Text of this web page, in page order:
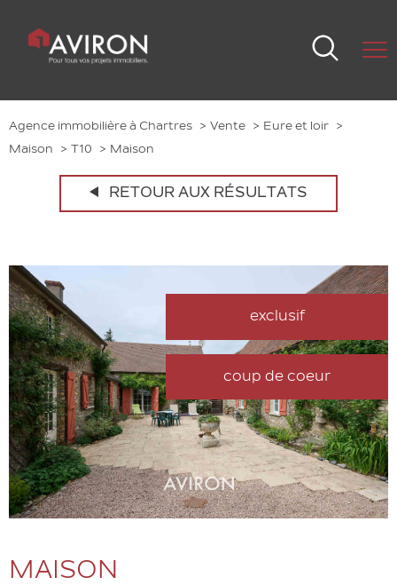
Agence immobilière à Chartres Vente
Eure et loir
Maison
T10 Maison
RETOUR AUX RÉSULTATS
exclusif
coup de coeur
MAISON